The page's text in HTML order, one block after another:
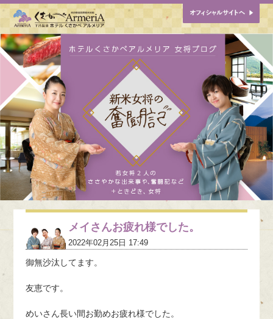
メイさんお疲れ様でした。
2022年02月25日 17:49
御無沙汰してます。
友恵です。
めいさん長い間お勤めお疲れ様でした。